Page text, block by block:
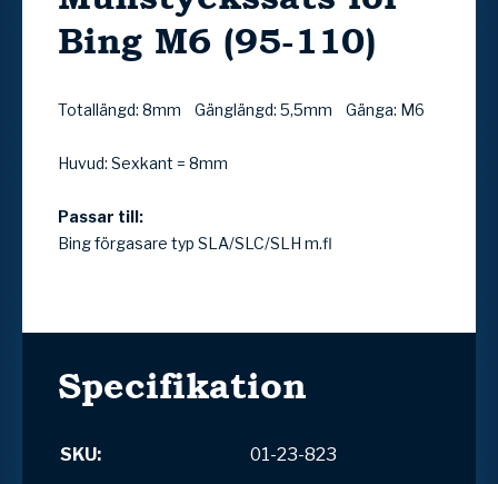
Bing M6 (95-110)
Totallängd: 8mm Gänglängd: 5,5mm Gänga: M6
Huvud: Sexkant = 8mm
Passar till:
Bing förgasare typ SLA/SLC/SLH m.fl
Specifikation
SKU:
01-23-823